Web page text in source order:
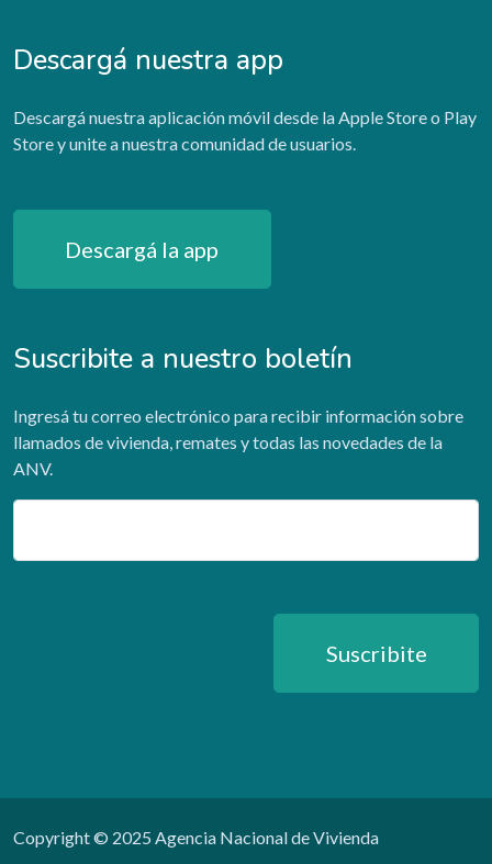
Descargá nuestra app
Descargá nuestra aplicación móvil desde la Apple Store o Play
Store y unite a nuestra comunidad de usuarios.
Descargá la app
Suscribite a nuestro boletín
Ingresá tu correo electrónico para recibir información sobre
llamados de vivienda, remates y todas las novedades de la
ANV.
Email
Suscribite
Copyright © 2025 Agencia Nacional de Vivienda